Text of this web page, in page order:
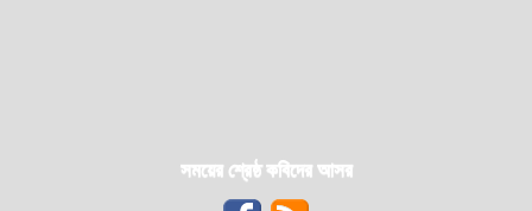
সময়ের শ্রেষ্ঠ কবিদের আসর